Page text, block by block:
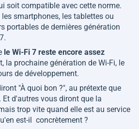
soit compatible avec cette norme.
les smartphones, les tablettes ou
portables de dernières génération
le Wi-Fi 7 reste encore assez
la prochaine génération de Wi-Fi, le
de développement.
"À quoi bon ?", au prétexte que
d'autres vous diront que la
trop vite quand elle est au service
est-il concrètement ?